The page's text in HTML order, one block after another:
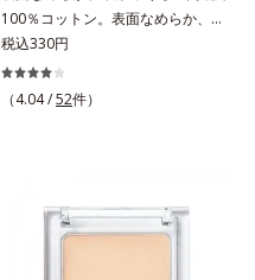
100％コットン。表面なめらか、中
ふっくら！ 高級綿100%のコットン
です。肌触りのなめらかさと、ふっ
くらとしたクッション性の高さを実
税込330円
（4.04 /52件）